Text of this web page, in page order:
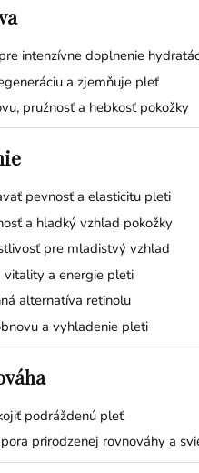
intenzívne doplnenie
a zjemňuje pleť
pružnosť a hebkosť pokožky
pevnosť a elasticitu pleti
a hladký vzhľad pokožky
pre mladistvý vzhľad
a energie pleti
alternatíva retinolu
a vyhladenie pleti
podráždenú pleť
prirodzenej rovnováhy a